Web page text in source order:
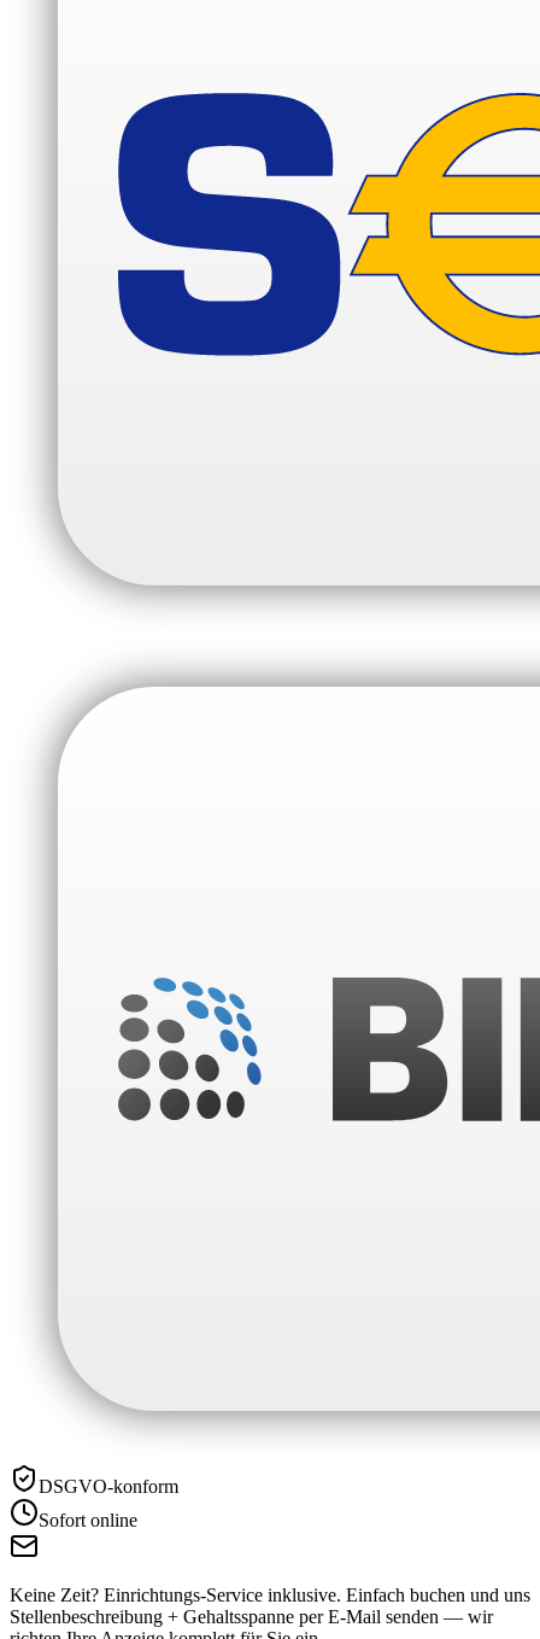
DSGVO-konform
Sofort online
Keine Zeit? Einrichtungs-Service inklusive. Einfach buchen und uns
Stellenbeschreibung + Gehaltsspanne per E-Mail senden — wir